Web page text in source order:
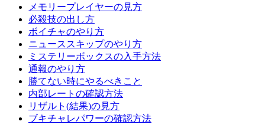
メモリープレイヤーの見方
必殺技の出し方
ボイチャのやり方
ニューススキップのやり方
ミステリーボックスの入手方法
通報のやり方
勝てない時にやるべきこと
内部レートの確認方法
リザルト(結果)の見方
ブキチャレパワーの確認方法